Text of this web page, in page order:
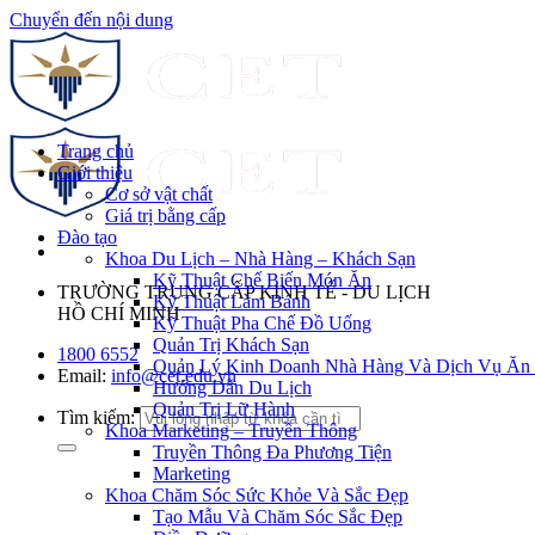
Chuyển đến nội dung
TRƯỜNG TRUNG CẤP KINH TẾ - DU LỊCH
HỒ CHÍ MINH
1800 6552
Email: info@cet.edu.vn
Tìm kiếm:
Trang chủ
Giới thiệu
Cơ sở vật chất
Giá trị bằng cấp
Đào tạo
Khoa Du Lịch – Nhà Hàng – Khách Sạn
Kỹ Thuật Chế Biến Món Ăn
Kỹ Thuật Làm Bánh
Kỹ Thuật Pha Chế Đồ Uống
Quản Trị Khách Sạn
Quản Lý Kinh Doanh Nhà Hàng Và Dịch Vụ Ăn
Hướng Dẫn Du Lịch
Quản Trị Lữ Hành
Khoa Marketing – Truyền Thông
Truyền Thông Đa Phương Tiện
Marketing
Khoa Chăm Sóc Sức Khỏe Và Sắc Đẹp
Tạo Mẫu Và Chăm Sóc Sắc Đẹp